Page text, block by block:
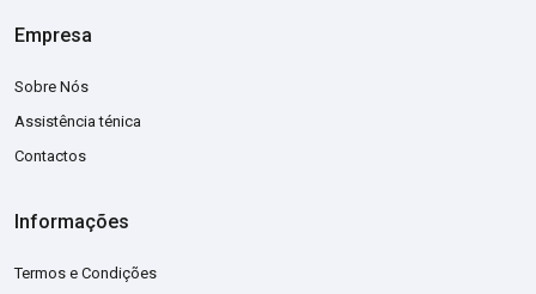
Empresa
Sobre Nós
Assistência ténica
Contactos
Informações
Termos e Condições